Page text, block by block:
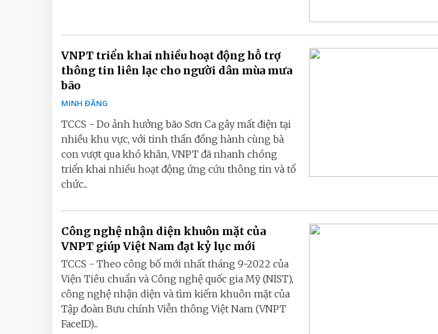
VNPT triển khai nhiều hoạt động hỗ trợ
thông tin liên lạc cho người dân mùa mưa
bão
MINH ĐĂNG
TCCS - Do ảnh hưởng bão Sơn Ca gây mất điện tại
nhiều khu vực, với tinh thần đồng hành cùng bà
con vượt qua khó khăn, VNPT đã nhanh chóng
triển khai nhiều hoạt động ứng cứu thông tin và tổ
chức...
Công nghệ nhận diện khuôn mặt của
VNPT giúp Việt Nam đạt kỷ lục mới
TCCS - Theo công bố mới nhất tháng 9-2022 của
Viện Tiêu chuẩn và Công nghệ quốc gia Mỹ (NIST),
công nghệ nhận diện và tìm kiếm khuôn mặt của
Tập đoàn Bưu chính Viễn thông Việt Nam (VNPT
FaceID)...